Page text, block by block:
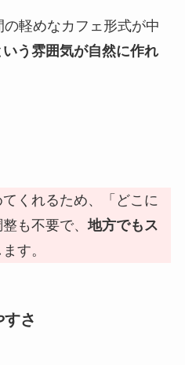
軽めなカフェ形式が中
う雰囲気が自然に作れ
くれるため、「どこに
も不要で、地方でもス
す。
さ